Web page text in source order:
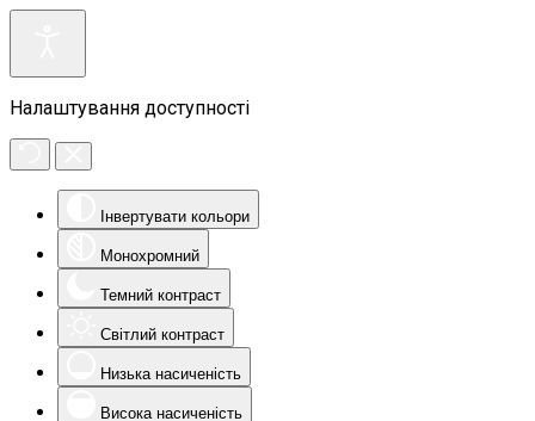
Налаштування доступності
Інвертувати кольори
Монохромний
Темний контраст
Світлий контраст
Низька насиченість
Висока насиченість